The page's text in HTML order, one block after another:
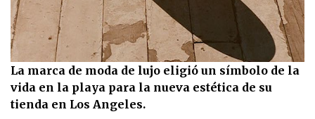
La marca de moda de lujo eligió un símbolo de la
vida en la playa para la nueva estética de su
tienda en Los Angeles.